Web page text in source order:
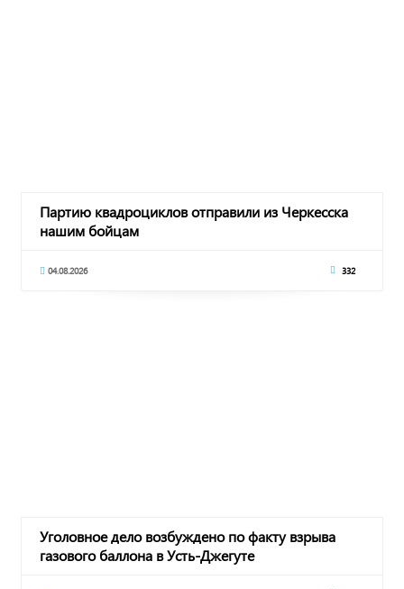
Партию квадроциклов отправили из Черкесска
нашим бойцам
04.08.2026 332
Уголовное дело возбуждено по факту взрыва
газового баллона в Усть-Джегуте